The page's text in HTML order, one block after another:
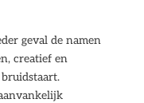
geval de namen
creatief en